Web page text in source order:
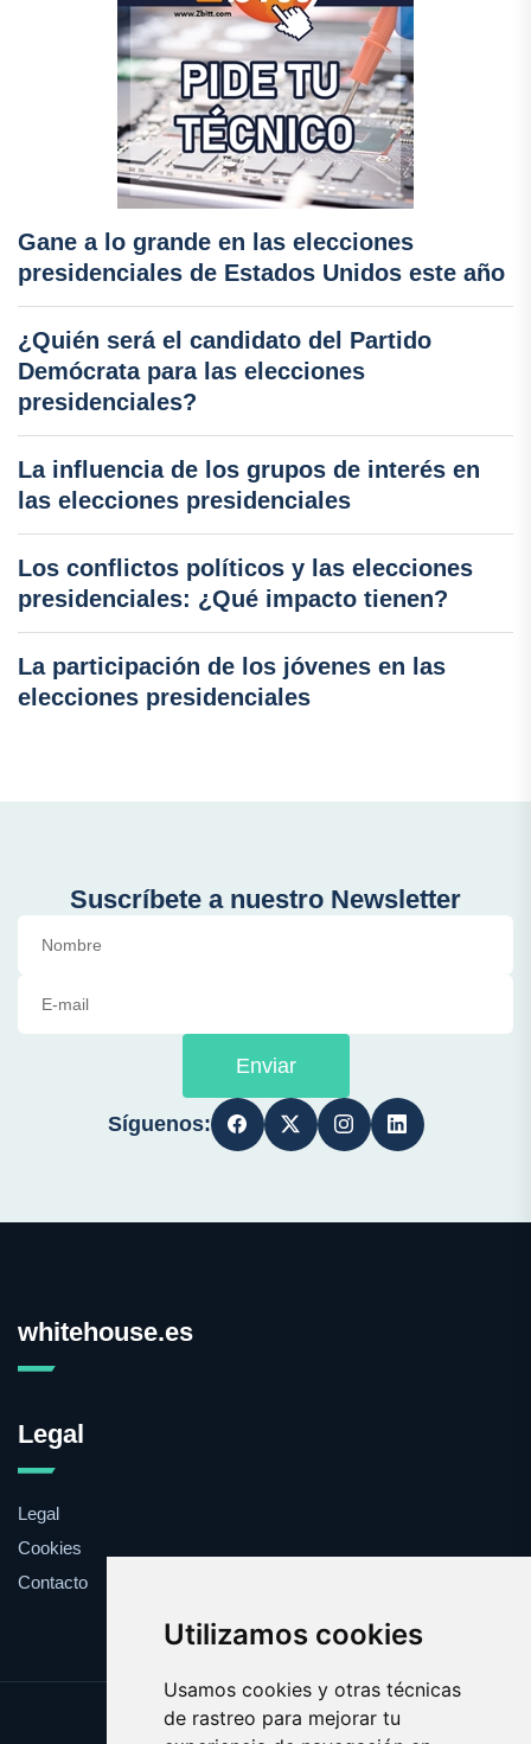
Utilizamos cookies
Usamos cookies y otras técnicas
de rastreo para mejorar tu
Gane a lo grande en las elecciones
presidenciales de Estados Unidos este año
¿Quién será el candidato del Partido
Demócrata para las elecciones
presidenciales?
La influencia de los grupos de interés en
las elecciones presidenciales
Los conflictos políticos y las elecciones
presidenciales: ¿Qué impacto tienen?
La participación de los jóvenes en las
elecciones presidenciales
Suscríbete a nuestro Newsletter
Enviar
Síguenos:
whitehouse.es
Legal
Legal
Cookies
Contacto
Update cookies preferences